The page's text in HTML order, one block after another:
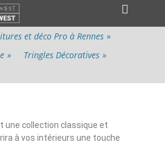
et déco Pro à Rennes »
» Tringles Décoratives »
une collection classique et
à vos intérieurs une touche